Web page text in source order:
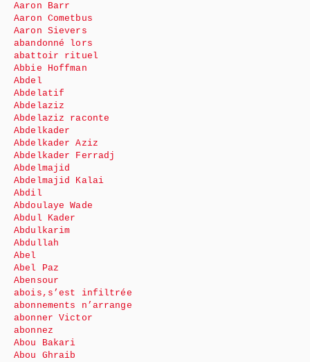
Aaron Barr
Aaron Cometbus
Aaron Sievers
abandonné lors
abattoir rituel
Abbie Hoffman
Abdel
Abdelatif
Abdelaziz
Abdelaziz raconte
Abdelkader
Abdelkader Aziz
Abdelkader Ferradj
Abdelmajid
Abdelmajid Kalai
Abdil
Abdoulaye Wade
Abdul Kader
Abdulkarim
Abdullah
Abel
Abel Paz
Abensour
abois,s’est infiltrée
abonnements n’arrange
abonner Victor
abonnez
Abou Bakari
Abou Ghraib